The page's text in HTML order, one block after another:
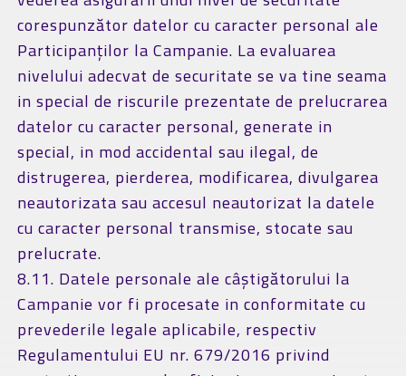
corespunzător datelor cu caracter personal ale
Participanților la Campanie. La evaluarea
nivelului adecvat de securitate se va tine seama
in special de riscurile prezentate de prelucrarea
datelor cu caracter personal, generate in
special, in mod accidental sau ilegal, de
distrugerea, pierderea, modificarea, divulgarea
neautorizata sau accesul neautorizat la datele
cu caracter personal transmise, stocate sau
prelucrate.
8.11. Datele personale ale câștigătorului la
Campanie vor fi procesate in conformitate cu
prevederile legale aplicabile, respectiv
Regulamentului EU nr. 679/2016 privind